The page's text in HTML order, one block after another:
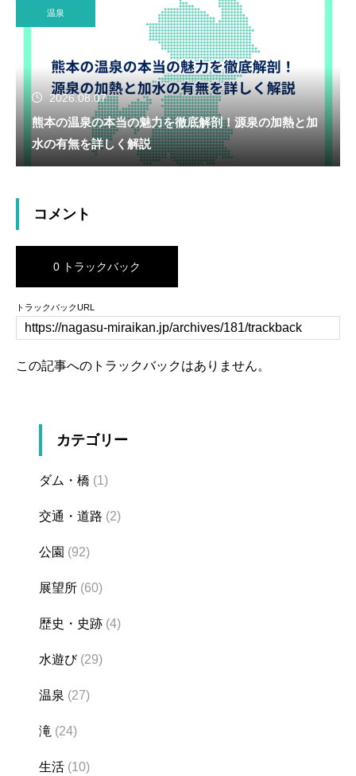
温泉
2026.08.07
熊本の温泉の本当の魅力を徹底解剖！源泉の加熱と加
水の有無を詳しく解説
コメント
0 トラックバック
トラックバックURL
この記事へのトラックバックはありません。
カテゴリー
ダム・橋 (1)
交通・道路 (2)
公園 (92)
展望所 (60)
歴史・史跡 (4)
水遊び(29)
温泉 (27)
滝 (24)
生活 (10)